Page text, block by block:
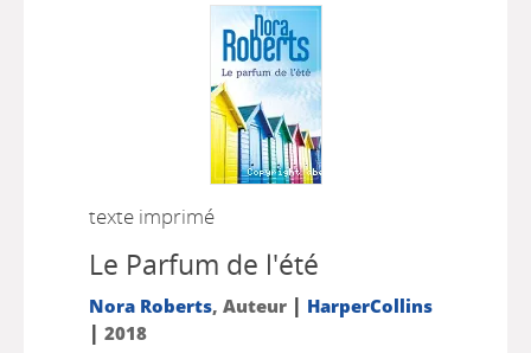
texte imprimé
Le Parfum de l'été
Nora Roberts, Auteur | HarperCollins
| 2018